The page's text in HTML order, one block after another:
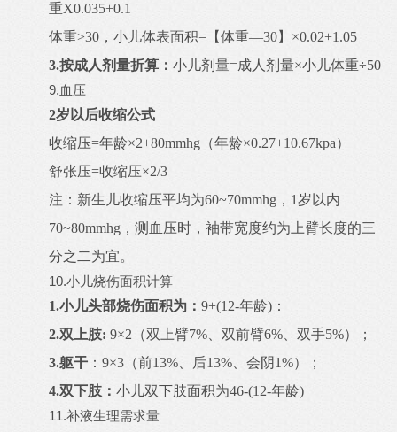
重X0.035+0.1
体重>30，小儿体表面积=【体重—30】×0.02+1.05
3.按成人剂量折算： 小儿剂量=成人剂量×小儿体重÷50
9.血压
2岁以后收缩公式
收缩压=年龄×2+80mmhg（年龄×0.27+10.67kpa）
舒张压=收缩压×2/3
注：新生儿收缩压平均为60~70mmhg，1岁以内
70~80mmhg，测血压时，袖带宽度约为上臂长度的三
分之二为宜。
10.小儿烧伤面积计算
1.小儿头部烧伤面积为： 9+(12-年龄)：
2.双上肢: 9×2（双上臂7%、双前臂6%、双手5%）；
3.躯干 ：9×3（前13%、后13%、会阴1%）；
4.双下肢： 小儿双下肢面积为46-(12-年龄)
11.补液生理需求量